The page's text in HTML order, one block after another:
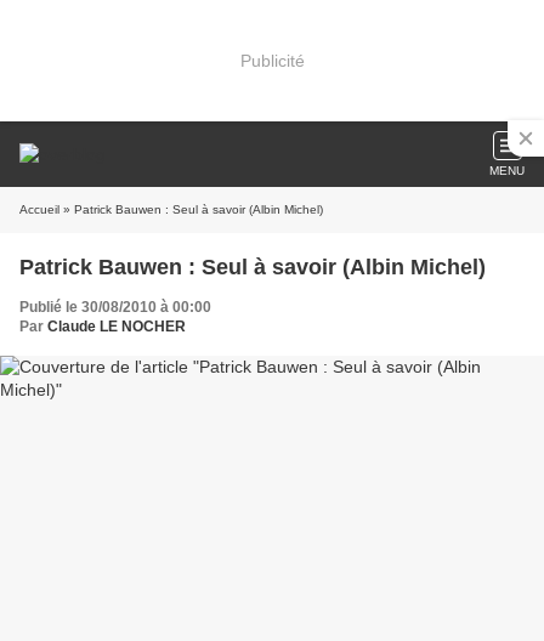
Publicité
MENU
Accueil » Patrick Bauwen : Seul à savoir (Albin Michel)
Patrick Bauwen : Seul à savoir (Albin Michel)
Publié le 30/08/2010 à 00:00
Par Claude LE NOCHER